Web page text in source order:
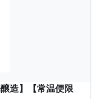
造】【常温便限